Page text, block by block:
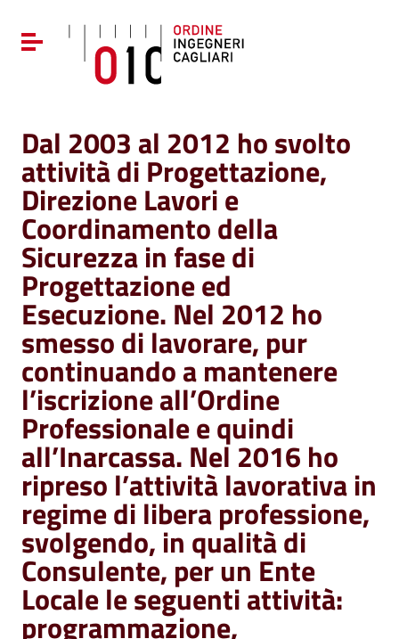
Vai al menu di navigazione
Vai al footer
Attiva / disattiva la navigazione
Dal 2003 al 2012 ho svolto
attività di Progettazione,
Direzione Lavori e
Coordinamento della
Sicurezza in fase di
Progettazione ed
Esecuzione. Nel 2012 ho
smesso di lavorare, pur
continuando a mantenere
l’iscrizione all’Ordine
Professionale e quindi
all’Inarcassa. Nel 2016 ho
ripreso l’attività lavorativa in
regime di libera professione,
svolgendo, in qualità di
Consulente, per un Ente
Locale le seguenti attività:
programmazione,